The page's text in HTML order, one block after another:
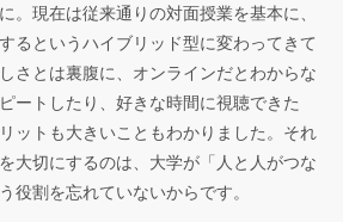
。現在は従来通りの対面授業を基本に、
るというハイブリッド型に変わってきて
さとは裏腹に、オンラインだとわからな
ートしたり、好きな時間に視聴できた
ットも大きいこともわかりました。それ
大切にするのは、大学が「人と人がつな
役割を忘れていないからです。